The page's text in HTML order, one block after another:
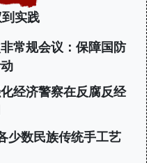
实践
常规会议：保障国防
经济警察在反腐反经
少数民族传统手工艺